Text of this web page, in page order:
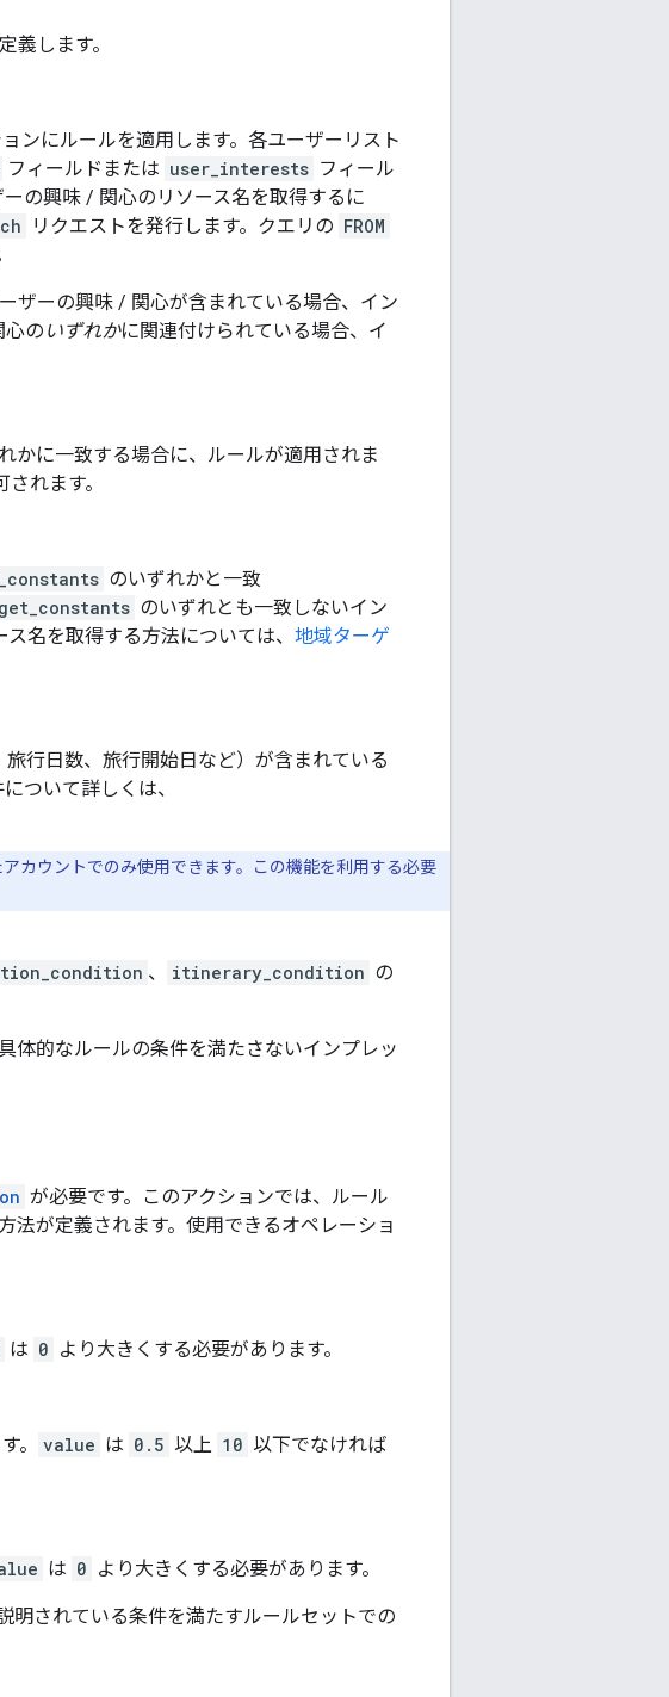
義します。
ンにルールを適用します。各ユーザーリスト
フィールドまたは user_interests フィール
の興味 / 関心のリソース名を取得するに
リクエストを発行します。クエリの FROM
ザーの興味 / 関心が含まれている場合、イン
心の いずれかに関連付けられている場合、イ
かに一致する場合に、ルールが適用されま
れます。
のいずれかと一致
のいずれとも一致しないイン
名を取得する方法については、 地域ターゲ
行日数、旅行開始日など）が含まれている
ついて詳しくは、
カウントでのみ使用できます。この機能を利用する必要
、 itinerary_condition の
体的なルールの条件を満たさないインプレッ
が必要です。このアクションでは、ルール
法が定義されます。使用できるオペレーショ
は 0 より大きくする必要があります。
。 value は 0.5 以上 10 以下でなければ
は 0 より大きくする必要があります。
明されている条件を満たすルールセットでの